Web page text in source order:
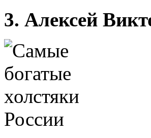
3. Алексей